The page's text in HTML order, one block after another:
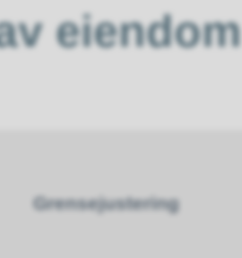
eiendom
Grensejustering